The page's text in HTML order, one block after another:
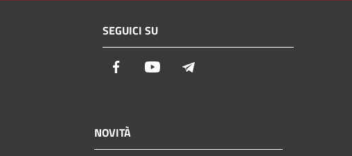
SEGUICI SU
Facebook Youtube
NOVITÀ